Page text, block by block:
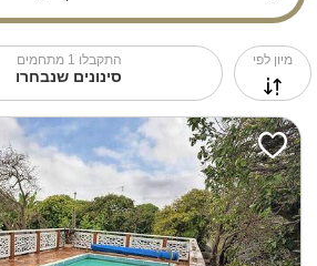
מיון לפי התקבלו 1 מתחמים
סינונים שנבחרו